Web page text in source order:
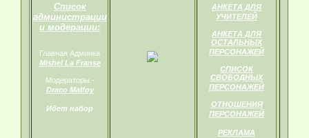
Список
администрации
и модерации:
Главная Админка
Mishel La Franse
Модераторы -
Draco Malfoy
Идет набор
АНКЕТА ДЛЯ
УЧИТЕЛЕЙ
АНКЕТА ДЛЯ
ОСТАЛЬНЫХ
ПЕРСОНАЖЕЙ
СПИСОК
СВОБОДНЫХ
ПЕРСОНАЖЕЙ
ОТНОШЕНИЯ
ПЕРСОНАЖЕЙ
РЕКЛАМА